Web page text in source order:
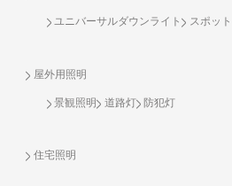
ユニバーサルダウンライト スポッ
屋外用照明
景観照明 道路灯 防犯灯
住宅照明